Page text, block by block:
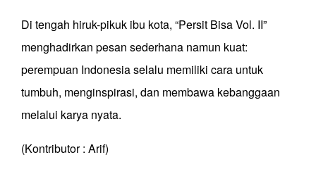
Di tengah hiruk-pikuk ibu kota, “Persit Bisa Vol. II”
menghadirkan pesan sederhana namun kuat:
perempuan Indonesia selalu memiliki cara untuk
tumbuh, menginspirasi, dan membawa kebanggaan
melalui karya nyata.
(Kontributor : Arif)